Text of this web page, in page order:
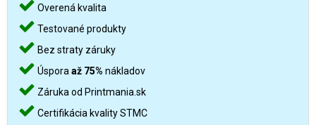
Overená kvalita
Testované produkty
Bez straty záruky
Úspora až 75% nákladov
Záruka od Printmania.sk
Certifikácia kvality STMC